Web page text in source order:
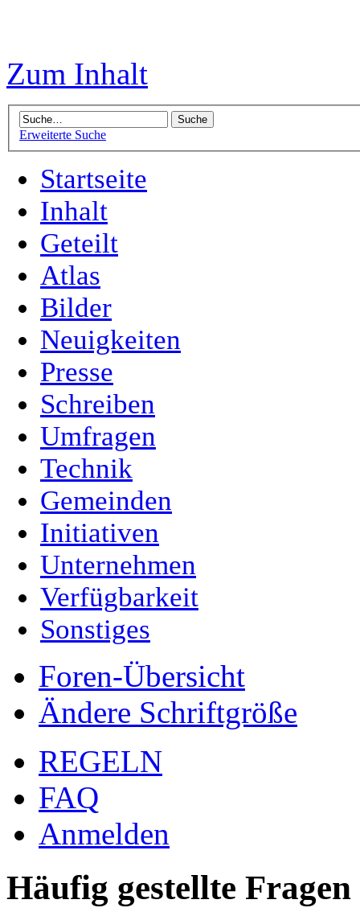
Zum Inhalt
Erweiterte Suche
Startseite
Inhalt
Geteilt
Atlas
Bilder
Neuigkeiten
Presse
Schreiben
Umfragen
Technik
Gemeinden
Initiativen
Unternehmen
Verfügbarkeit
Sonstiges
Foren-Übersicht
Ändere Schriftgröße
REGELN
FAQ
Anmelden
Häufig gestellte Fragen